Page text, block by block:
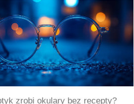
zrobi okulary bez recepty?